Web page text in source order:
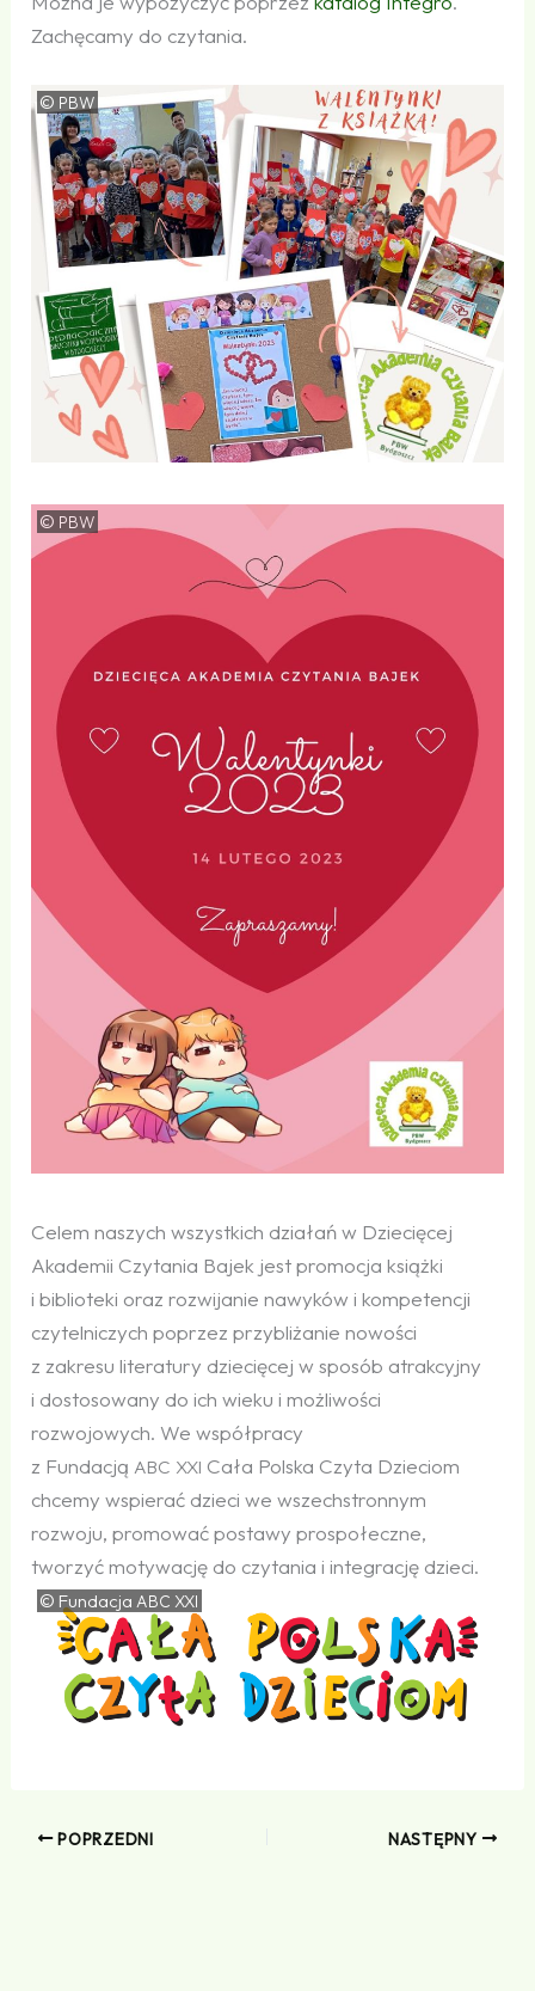
Zachęcamy do czytania.
© PBW
© PBW
Celem naszych wszystkich działań w Dziecięcej
Akademii Czytania Bajek jest promocja książki
i biblioteki oraz rozwijanie nawyków i kompetencji
czytelniczych poprzez przybliżanie nowości
z zakresu literatury dziecięcej w sposób atrakcyjny
i dostosowany do ich wieku i możliwości
rozwojowych. We współpracy
z Fundacją ABC XXI Cała Polska Czyta Dzieciom
chcemy wspierać dzieci we wszechstronnym
rozwoju, promować postawy prospołeczne,
tworzyć motywację do czytania i integrację dzieci.
© FundacjaABC XXI
POPRZEDNI NASTĘPNY